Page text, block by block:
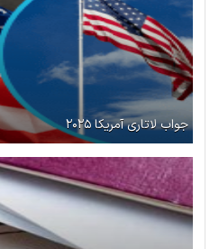
جواب لاتاری آمریکا ۲۰۲۵